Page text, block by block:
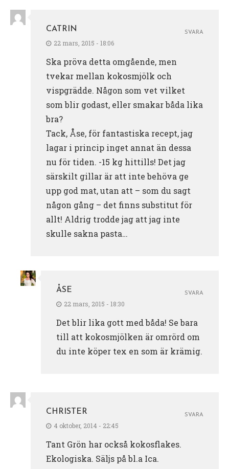
CATRIN
22 mars, 2015 - 18:06
Ska pröva detta omgående, men
tvekar mellan kokosmjölk och
vispgrädde. Någon som vet vilket
som blir godast, eller smakar båda lika
bra?
Tack, Åse, för fantastiska recept, jag
lagar i princip inget annat än dessa
nu för tiden. -15 kg hittills! Det jag
särskilt gillar är att inte behöva ge
upp god mat, utan att – som du sagt
någon gång – det finns substitut för
allt! Aldrig trodde jag att jag inte
skulle sakna pasta…
SVARA
ÅSE
22 mars, 2015 - 18:30
Det blir lika gott med båda! Se bara
till att kokosmjölken är omrörd om
du inte köper tex en som är krämig.
SVARA
CHRISTER
4 oktober, 2014 - 22:45
Tant Grön har också kokosflakes.
Ekologiska. Säljs på bl.a Ica.
SVARA